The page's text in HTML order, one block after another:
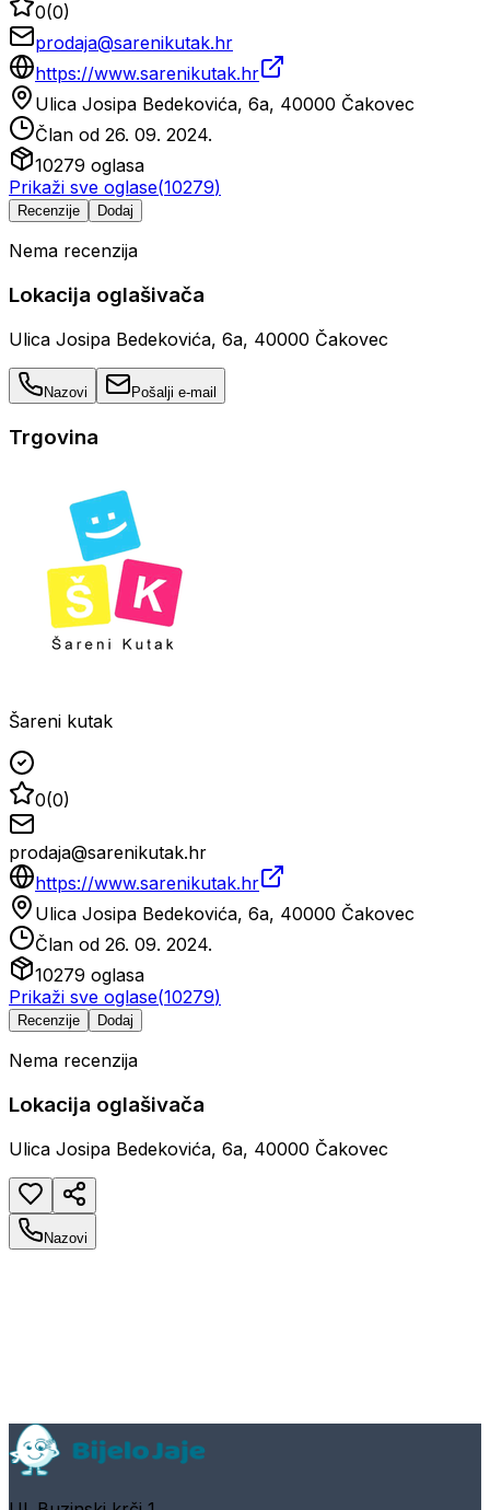
0(0)
prodaja@sarenikutak.hr
https://www.sarenikutak.hr
Ulica Josipa Bedekovića, 6a, 40000 Čakovec
Član od 26. 09. 2024.
10279 oglasa
Prikaži sve oglase(10279)
Recenzije Dodaj
Nema recenzija
Lokacija oglašivača
Ulica Josipa Bedekovića, 6a, 40000 Čakovec
Nazovi Pošalji e-mail
Trgovina
Šareni kutak
0(0)
prodaja@sarenikutak.hr
https://www.sarenikutak.hr
Ulica Josipa Bedekovića, 6a, 40000 Čakovec
Član od 26. 09. 2024.
10279 oglasa
Prikaži sve oglase(10279)
Recenzije Dodaj
Nema recenzija
Lokacija oglašivača
Ulica Josipa Bedekovića, 6a, 40000 Čakovec
Nazovi